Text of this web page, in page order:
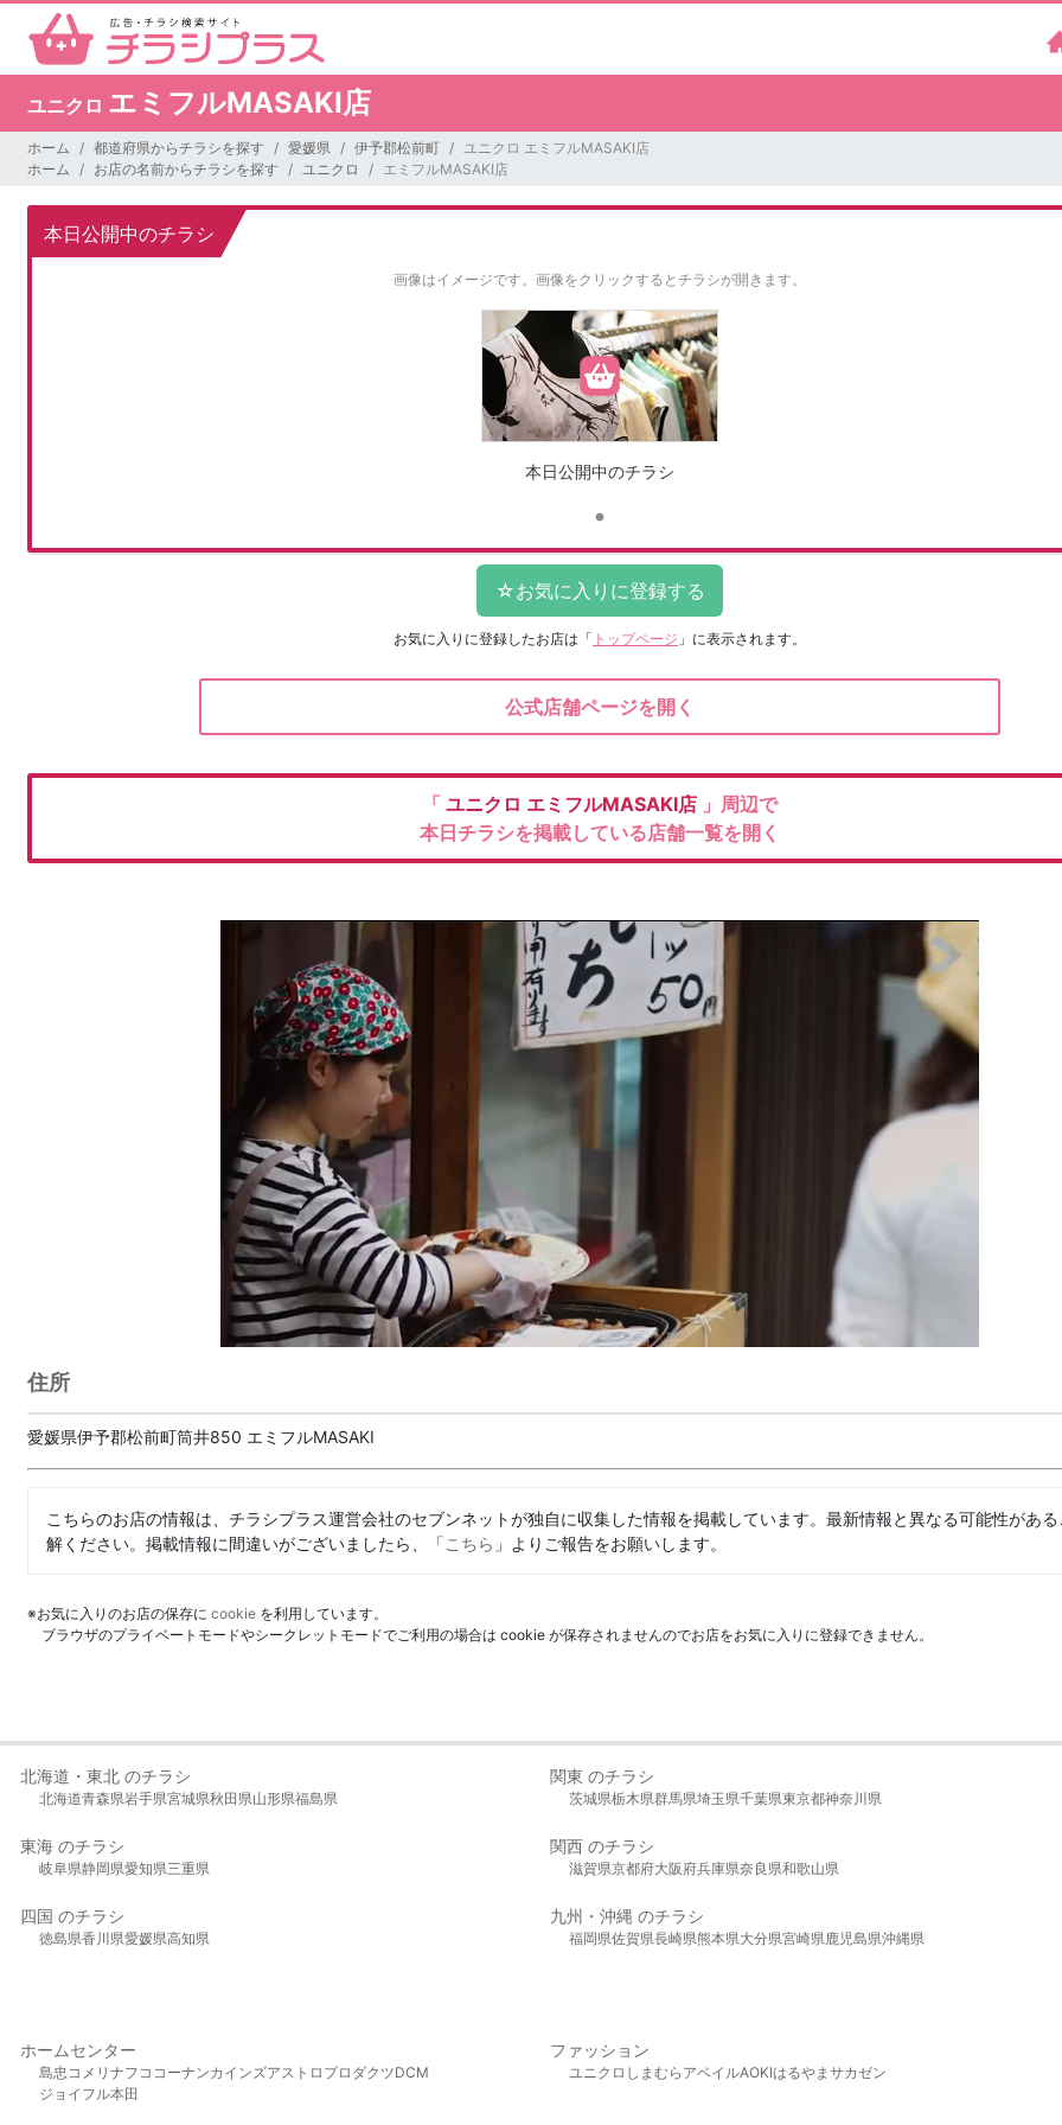
ユニクロ エミフルMASAKI店
ホーム 都道府県からチラシを探す 愛媛県 伊予郡松前町
ユニクロ エミフルMASAKI店
ホーム
お店の名前からチラシを探す ユニクロ エミフルMASAKI店
本日公開中のチラシ
画像はイメージです。 画像をクリックするとチラシが開きます。
本日公開中のチラシ
お気に入りに登録したお店は 「 トップページ 」に表示されます。
公式店舗ページを開く
「 ユニクロ エミフルMASAKI店 」周辺で
本日チラシを掲載している店舗一覧を開く
住所
愛媛県伊予郡松前町筒井850 エミフルMASAKI
こちらのお店の情報は、チラシプラス運営会社のセブンネットが独自に収集した情報を掲載しています。最新情報と異なる可能性があ
解ください。掲載情報に間違いがございましたら、「こちら 」よりご報告をお願いします。
※お気に入りのお店の保存に cookie を利用しています。
ブラウザのプライベートモードやシークレットモードでご利用の場合は cookie が保存されませんのでお店をお気に入りに登録できません。
北海道・東北 のチラシ
北海道青森県岩手県宮城県秋田県山形県福島県
関東 のチラシ
茨城県栃木県群馬県埼玉県千葉県東京都神奈川県
東海 のチラシ
岐阜県静岡県愛知県三重県
関西 のチラシ
滋賀県京都府大阪府兵庫県奈良県和歌山県
四国 のチラシ
徳島県香川県愛媛県高知県
九州・沖縄 のチラシ
福岡県佐賀県長崎県熊本県大分県宮崎県鹿児島県沖縄県
ホームセンター
島忠 コメリ ナフコ コーナンカインズアストロプロダクツDCM
ジョイフル本田
ファッション
ユニクロ しまむら アベイルAOKIはるやま サカゼン